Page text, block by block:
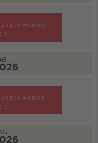
werden
werden